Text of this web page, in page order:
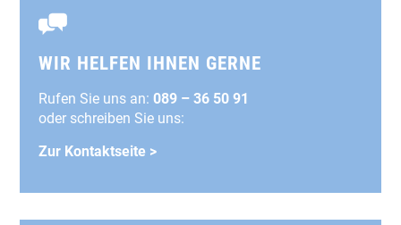
WIR HELFEN IHNEN GERNE
Rufen Sie uns an: 089 – 36 50 91
oder schreiben Sie uns:
Zur Kontaktseite >